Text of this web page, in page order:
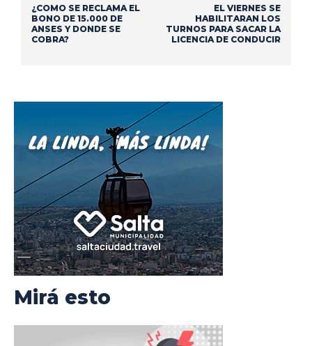
¿COMO SE RECLAMA EL
BONO DE 15.000 DE
ANSES Y DONDE SE
COBRA?
EL VIERNES SE
HABILITARAN LOS
TURNOS PARA SACAR LA
LICENCIA DE CONDUCIR
Mirá esto